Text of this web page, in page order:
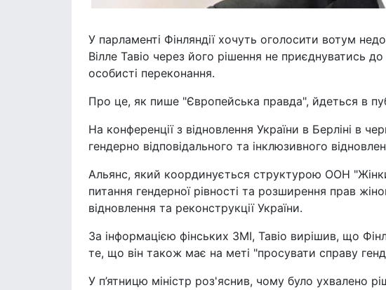
У парламенті Фінляндії хочуть оголосити вотум
Вілле Тавіо через його рішення не приєднуватись
особисті переконання.
Про це, як пише "Європейська правда", йдеться в
На конференції з відновлення України в Берліні в
гендерно відповідального та інклюзивного
Альянс, який координується структурою ООН
питання гендерної рівності та розширення прав
відновлення та реконструкції України.
За інформацією фінських ЗМІ, Тавіо вирішив, що
те, що він також має на меті "просувати справу
У п’ятницю міністр роз'яснив, чому було ухвалено